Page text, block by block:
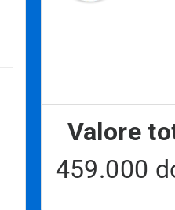
Valore
459.000